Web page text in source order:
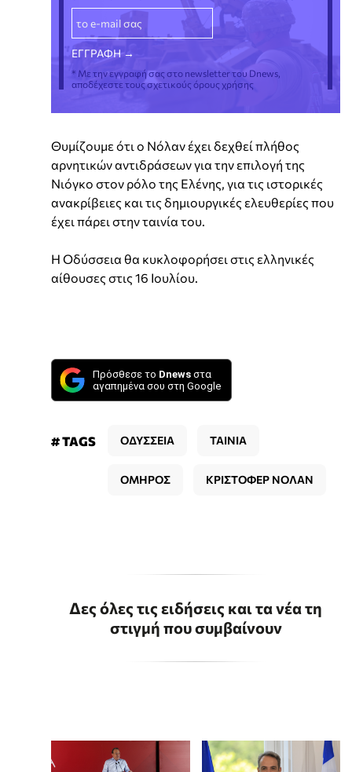
* Με την εγγραφή σας στο newsletter του Dnews,
αποδέχεστε τους σχετικούς όρους χρήσης
Θυμίζουμε ότι ο Νόλαν έχει δεχθεί πλήθος
αρνητικών αντιδράσεων για την επιλογή της
Νιόγκο στον ρόλο της Ελένης, για τις ιστορικές
ανακρίβειες και τις δημιουργικές ελευθερίες που
έχει πάρει στην ταινία του.
Η Οδύσσεια θα κυκλοφορήσει στις ελληνικές
αίθουσες στις 16 Ιουλίου.
Πρόσθεσε το Dnews στα
αγαπημένα σου στη Google
# TAGS ΟΔΥΣΣΕΙΑ ΤΑΙΝΙΑ
ΟΜΗΡΟΣ ΚΡΙΣΤΟΦΕΡ ΝΟΛΑΝ
Δες όλες τις ειδήσεις και τα νέα τη
στιγμή που συμβαίνουν